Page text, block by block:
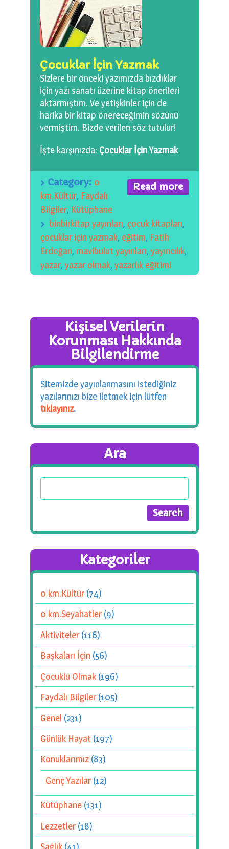
0 km.Bızdıklar Yazılarım
Filmlerimiz
Hadi Bize Yazın
Çocuklar İçin Yazmak
Sizlere bir önceki yazımızda bızdıklar
için yazı sanatı üzerine kitap önerileri
aktarmıştım. Ve yetişkinler için de
harika bir kitap önereceğimin sözünü
vermiştim. Bizde verilen söz tutulur!
İşte karşınızda: Çocuklar İçin Yazmak
Read more
Category: 0
km.Kültür, Faydalı
Bilgiler, Kütüphane
binbirkitap yayınları, çocuk kitapları,
çocuklar için yazmak, eğitim, Fatih
Erdoğan, mavibulut yayınları, yayıncılık,
yazar, yazar olmak, yazarlık eğitimi
Kişisel Verilerin
Korunması Hakkında
Bilgilendirme
Sitemizde yayınlanmasını istediğiniz
yazılarınızı bize iletmek için lütfen
tıklayınız.
Ara
Kategoriler
0 km.Kültür(74)
0 km.Seyahatler(9)
Aktiviteler(116)
Başkaları İçin (56)
Çocuklu Olmak (196)
Faydalı Bilgiler(105)
Genel (231)
Günlük Hayat (197)
Konuklarımız (83)
Genç Yazılar(12)
Kütüphane (131)
Lezzetler(18)